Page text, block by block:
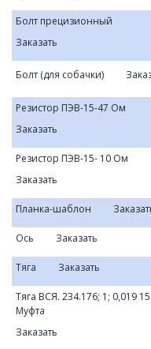
Болт прецизионный
Заказать
Болт (для собачки)
Резистор ПЭВ-15-47 Ом
Заказать
Резистор ПЭВ-15- 10 Ом
Заказать
Планка-шаблон
Ось
Заказать
Тяга
Заказать
Тяга ВСЯ. 234.176; 1; 0,019
Муфта
Заказать